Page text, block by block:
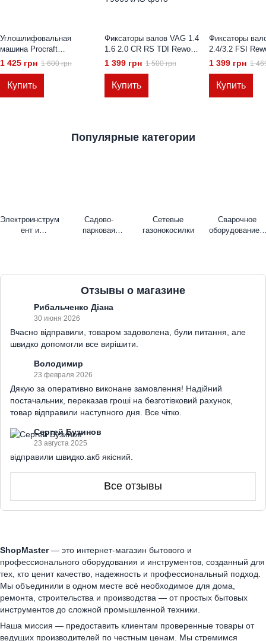
Углошлифовальная
машина Procraft
PW1100ES 125 мм
1 425 грн 1 600 грн
Купить
Фиксаторы валов VAG 1.4
1.6 2.0 CR RS TDI Rewolt
(T9069VAG) Комплект
блокировки валов ВАГ
1 399 грн 1 500 грн
Купить
Фиксаторы
2.4/3.2 FSI
(T9067VAG)
1 399 грн 1
Купить
Популярные категории
Электроинструм
ент и
Садово-
парковая
Сетевые
газонокосилки
Сварочное
оборудование и
Отзывы о магазине
Рибальченко Діана
30 июня 2026
Вчасно відправили, товаром задоволена, були питання, але
швидко допомогли все вирішити.
Володимир
23 февраля 2026
Дякую за оперативно виконане замовлення! Надійний
постачальник, переказав гроші на безготівковий рахунок,
товар відправили наступного дня. Все чітко.
Сергей Бузинов
23 августа 2025
відправили швидко.акб якісний.
Все отзывы
ShopMaster— это интернет-магазин бытового и
профессионального оборудования и инструментов, созданный для
тех, кто ценит качество, надежность и профессиональный подход.
Мы объединили в одном месте всё необходимое для дома,
ремонта, строительства и производства — от простых бытовых
инструментов до сложной промышленной техники.
Наша миссия — предоставить клиентам проверенные товары от
ведущих производителей по честным ценам. Мы стремимся